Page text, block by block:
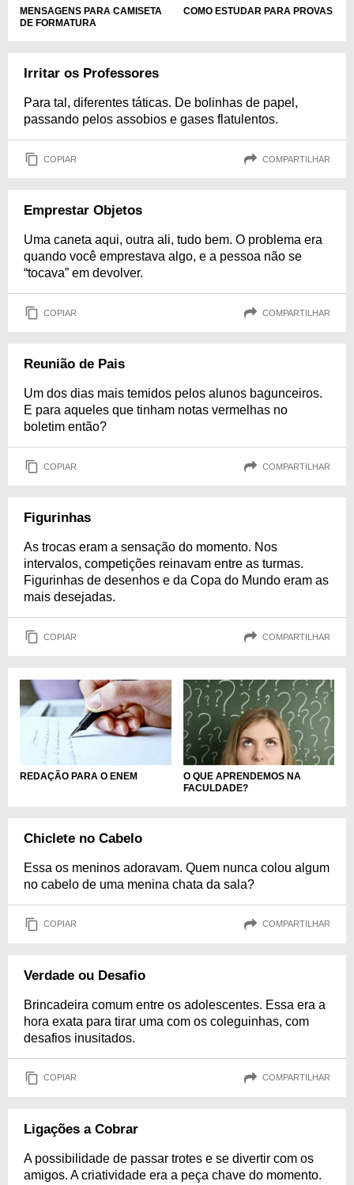
MENSAGENS PARA CAMISETA
DE FORMATURA
COMO ESTUDAR PARA PROVAS
Irritar os Professores
Para tal, diferentes táticas. De bolinhas de papel,
passando pelos assobios e gases flatulentos.
COPIAR COMPARTILHAR
Emprestar Objetos
Uma caneta aqui, outra ali, tudo bem. O problema era
quando você emprestava algo, e a pessoa não se
“tocava” em devolver.
COPIAR COMPARTILHAR
Reunião de Pais
Um dos dias mais temidos pelos alunos bagunceiros.
E para aqueles que tinham notas vermelhas no
boletim então?
COPIAR COMPARTILHAR
Figurinhas
As trocas eram a sensação do momento. Nos
intervalos, competições reinavam entre as turmas.
Figurinhas de desenhos e da Copa do Mundo eram as
mais desejadas.
COPIAR COMPARTILHAR
REDAÇÃO PARA O ENEM
O QUE APRENDEMOS NA
FACULDADE?
Chiclete no Cabelo
Essa os meninos adoravam. Quem nunca colou algum
no cabelo de uma menina chata da sala?
COPIAR COMPARTILHAR
Verdade ou Desafio
Brincadeira comum entre os adolescentes. Essa era a
hora exata para tirar uma com os coleguinhas, com
desafios inusitados.
COPIAR COMPARTILHAR
Ligações a Cobrar
A possibilidade de passar trotes e se divertir com os
amigos. A criatividade era a peça chave do momento.